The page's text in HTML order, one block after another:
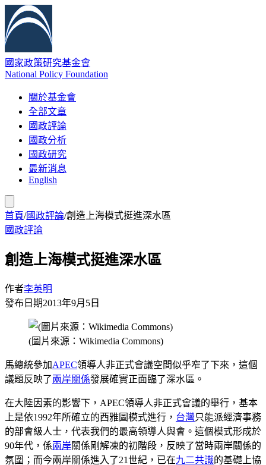
國家政策研究基金會
National Policy Foundation
關於基金會
全部文章
國政評論
國政分析
國政研究
最新消息
English
首頁/國政評論/創造上海模式挺進深水區
國政評論
創造上海模式挺進深水區
作者李英明
發布日期2013年9月5日
(圖片來源：Wikimedia Commons)
馬總統參加APEC領導人非正式會議空間似乎窄了下來，這個
議題反映了兩岸關係發展確實正面臨了深水區。
在大陸因素的影響下，APEC領導人非正式會議的舉行，基本
上是依1992年所確立的西雅圖模式進行， 台灣只能派經濟事務
的部會級人士，代表我們的最高領導人與會。這個模式形成於
90年代，係兩岸關係剛解凍的初階段，反映了當時兩岸關係的
氛圍；而今兩岸關係進入了21世紀，已在九二共識的基礎上協